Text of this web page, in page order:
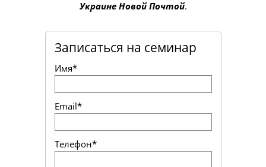
Украине Новой Почтой.
Записаться на семинар
Имя*
Email*
Телефон*